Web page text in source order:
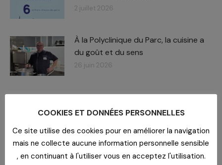
2 juillet 2026
À la Polyclinique du Parc, la cuisine a
du goût et du sens
26 juin 2026
Recherche
:
COOKIES ET DONNÉES PERSONNELLES
Ce site utilise des cookies pour en améliorer la navigation
mais ne collecte aucune information personnelle sensible
, en continuant à l'utiliser vous en acceptez l'utilisation.